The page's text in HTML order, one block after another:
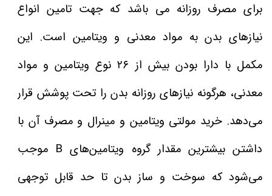
برای مصرف روزانه می باشد که جهت تامین انواع
نیازهای بدن به مواد معدنی و ویتامین است. این
مکمل با دارا بودن بیش از ۲۶ نوع ویتامین و مواد
معدنی، هرگونه نیازهای روزانه بدن را تحت پوشش قرار
می‌دهد. خرید مولتی ویتامین و مینرال و مصرف آن با
داشتن بیشترین مقدار گروه ویتامین‌های B موجب
می‌شود که سوخت و ساز بدن تا حد قابل توجهی